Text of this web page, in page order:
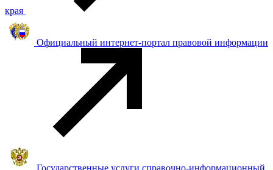
края
Официальный интернет-портал правовой информации